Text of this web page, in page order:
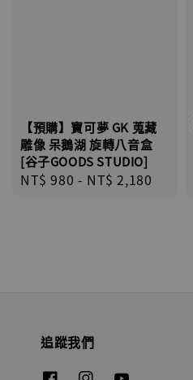
【預購】寶可夢 GK 蒐藏
雕像 呆鵝湖 旋轉八音盒
[谷子GOODS STUDIO]
Regular
NT$ 980 - NT$ 2,180
追蹤我們